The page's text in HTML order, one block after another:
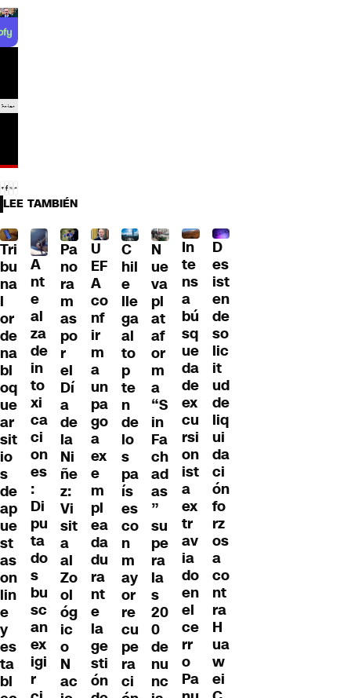
LEE TAMBIÉN
Tri
bu
na
l
or
de
na
bl
oq
ue
ar
sit
io
s
de
ap
ue
st
as
on
lin
e
y
es
ta
bl
A
nt
e
al
za
de
in
to
xi
ca
ci
on
es
:
Di
pu
ta
do
s
bu
sc
an
ex
igi
r
Pa
no
ra
m
as
po
r
el
Dí
a
de
la
Ni
ñe
z:
Vi
sit
a
al
Zo
ol
óg
ic
o
N
ac
U
EF
A
co
nf
ir
m
a
un
pa
go
a
ex
e
m
pl
ea
da
du
ra
nt
e
la
ge
sti
ón
C
hil
e
lle
ga
al
to
p
te
n
de
lo
s
pa
ís
es
co
n
m
ay
or
re
cu
pe
ra
ci
N
ue
va
pl
at
af
or
m
a
“S
in
Fa
ch
ad
as
”
su
pe
ra
la
s
20
0
de
nu
nc
In
te
ns
a
bú
sq
ue
da
de
ex
cu
rsi
on
ist
a
ex
tr
av
ia
do
en
el
ce
rr
o
Pa
D
es
ist
en
de
so
lic
it
ud
de
liq
ui
da
ci
ón
fo
rz
os
a
co
nt
ra
H
ua
w
ei